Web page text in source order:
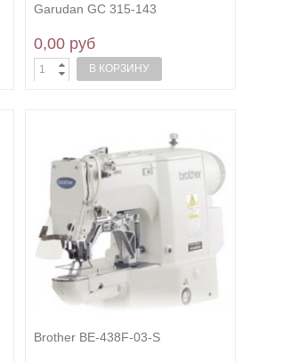
Garudan GC 315-143
0,00 руб
В КОРЗИНУ
Brother ВE-438F-03-S